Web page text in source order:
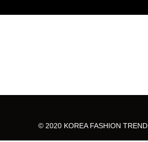
© 2020 KOREA FASHION TREND.